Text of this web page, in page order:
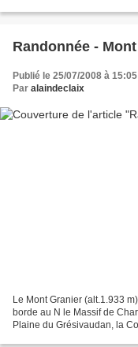
Randonnée -
Publié le 25/07/2008 à 15:05
Par alaindeclaix
Le Mont Granier (alt.1.933
borde au N le Massif de
Plaine du Grésivaudan, la